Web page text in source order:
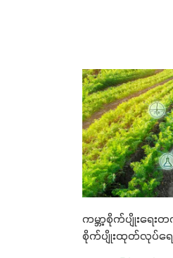
ကမ္ဘာ့စိုက်ပျိုးရေ
စိုက်ပျိုးထုတ်လုပ်ရေး